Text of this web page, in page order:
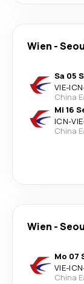
Wien -
Sa 05
VIE-ICN·
China
Mi 16
ICN-VIE·
China
Wien -
Mo 07
VIE-ICN·
China